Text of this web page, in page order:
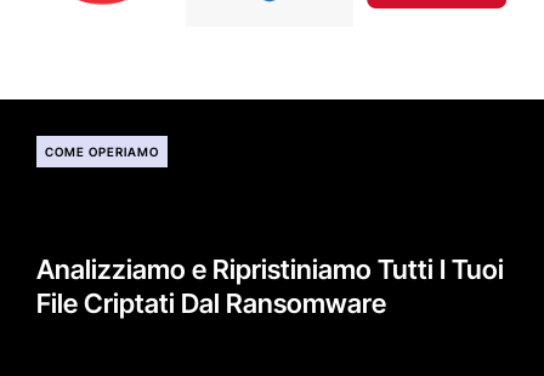
COME OPERIAMO
Analizziamo e Ripristiniamo Tutti I Tuoi
File Criptati Dal Ransomware